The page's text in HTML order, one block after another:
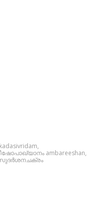
,
ambareeshan,